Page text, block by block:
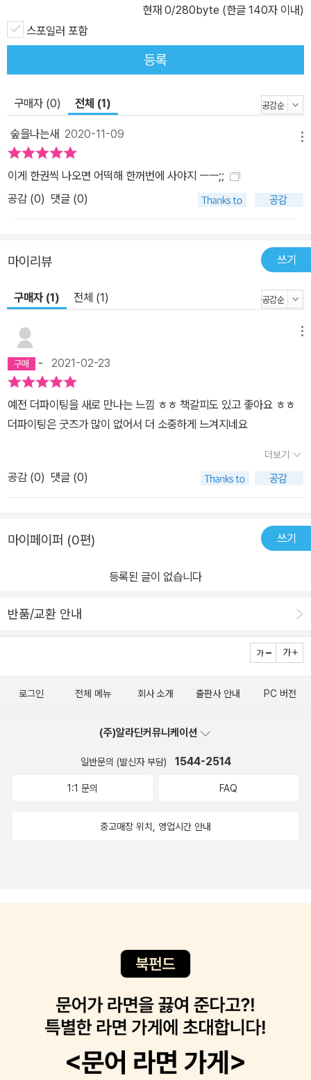
현재 0/280byte (한글 140자 이내)
스포일러 포함
등록
구매자 (0) 전체 (1)
숲을나는새 2020-11-09
이게 한권씩 나오면 어떡해 한꺼번에 사야지 ㅡㅡ;;
공감 (0) 댓글 (0)
마이리뷰 쓰기
구매자 (1) 전체 (1)
- 2021-02-23
예전 더파이팅을 새로 만나는 느낌 ㅎㅎ 책갈피도 있고 좋아요 ㅎㅎ
더파이팅은 굿즈가 많이 없어서 더 소중하게 느겨지네요
더보기
공감 (0) 댓글 (0)
마이페이퍼 (0편) 쓰기
등록된 글이 없습니다
반품/교환 안내
로그인 전체 메뉴 회사 소개 출판사 안내 PC 버전
(주)알라딘커뮤니케이션
일반문의 (발신자 부담) 1544-2514
1:1 문의 FAQ
중고매장 위치, 영업시간 안내